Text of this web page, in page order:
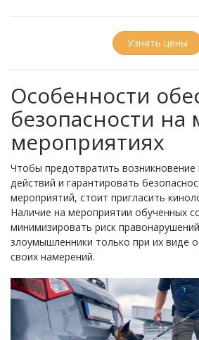
Узнать цены
Особенности
безопасности на
мероприятиях
Чтобы предотвратить
действий и гарантировать
мероприятий, стоит пригласить
Наличие на мероприятии обученных
минимизировать риск
злоумышленники только при их виде
своих намерений.